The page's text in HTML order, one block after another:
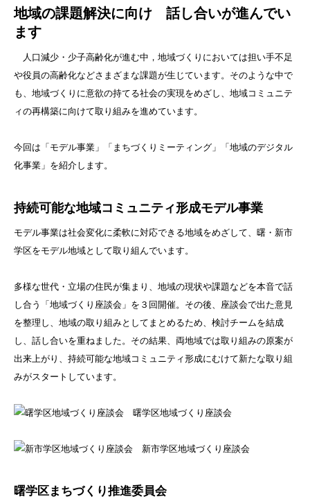
地域の課題解決に向け 話し合いが進んでい
ます
人口減少・少子高齢化が進む中，地域づくりにおいては担い手不足
や役員の高齢化などさまざまな課題が生じています。そのような中で
も、地域づくりに意欲の持てる社会の実現をめざし、地域コミュニテ
ィの再構築に向けて取り組みを進めています。
今回は「モデル事業」「まちづくりミーティング」「地域のデジタル
化事業」を紹介します。
持続可能な地域コミュニティ形成モデル事業
モデル事業は社会変化に柔軟に対応できる地域をめざして、曙・新市
学区をモデル地域として取り組んでいます。
多様な世代・立場の住民が集まり、地域の現状や課題などを本音で話
し合う「地域づくり座談会」を３回開催。その後、座談会で出た意見
を整理し、地域の取り組みとしてまとめるため、検討チームを結成
し、話し合いを重ねました。その結果、両地域では取り組みの原案が
出来上がり、持続可能な地域コミュニティ形成にむけて新たな取り組
みがスタートしています。
曙学区地域づくり座談会
新市学区地域づくり座談会
曙学区まちづくり推進委員会